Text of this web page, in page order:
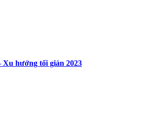
Xu hướng tối giản 2023